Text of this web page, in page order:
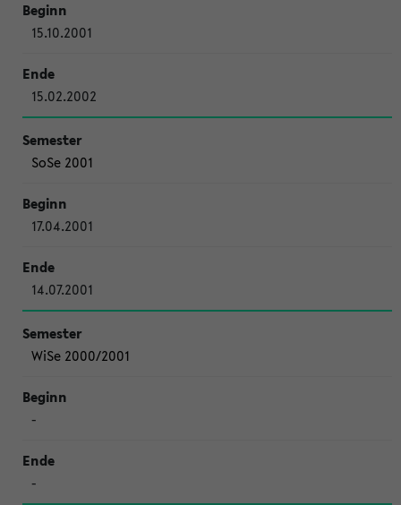
15.10.2001
15.02.2002
SoSe 2001
17.04.2001
14.07.2001
WiSe 2000/2001
-
-